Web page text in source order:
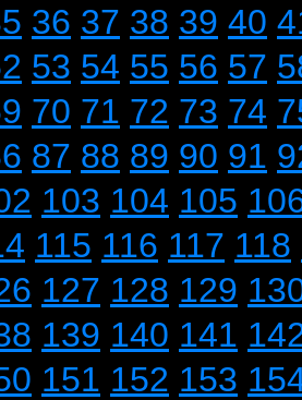
36 37 38 39 40
53 54 55 56 57
70 71 72 73 74
87 88 89 90 91
103 104 105
115 116 117 118
127 128 129
139 140 141
151 152 153